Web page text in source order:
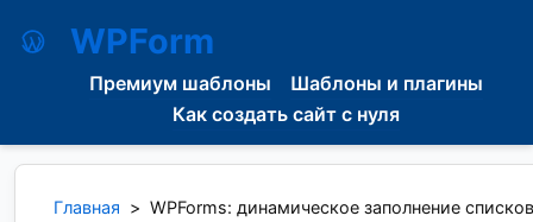
WPForm
Премиум шаблоны
Шаблоны и плагины
Как создать сайт с нуля
Главная > WPForms: динамическое заполнение списков